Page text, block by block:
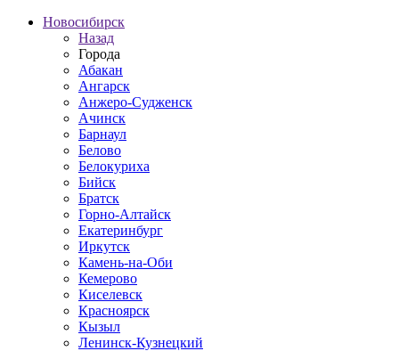
Новосибирск
Назад
Города
Абакан
Ангарск
Анжеро-Судженск
Ачинск
Барнаул
Белово
Белокуриха
Бийск
Братск
Горно-Алтайск
Екатеринбург
Иркутск
Камень-на-Оби
Кемерово
Киселевск
Красноярск
Кызыл
Ленинск-Кузнецкий